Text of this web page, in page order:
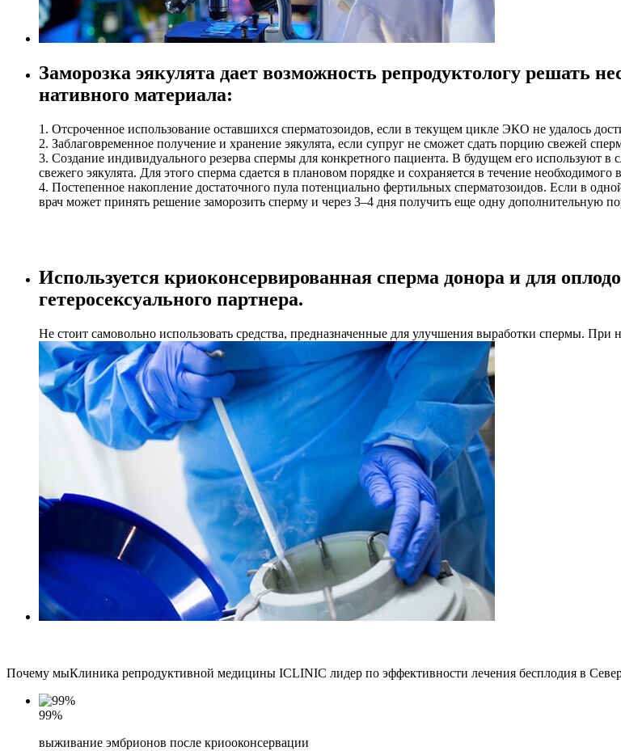
Заморозка эякулята дает возможность репродуктологу решать
нативного материала:
1. Отсроченное использование оставшихся сперматозоидов, если в текущем цикле ЭКО не удалось
2. Заблаговременное получение и хранение эякулята, если супруг не сможет сдать порцию свежей
3. Создание индивидуального резерва спермы для конкретного пациента. В будущем его используют
свежего эякулята. Для этого сперма сдается в плановом порядке и сохраняется в течение необходимого
4. Постепенное накопление достаточного пула потенциально фертильных сперматозоидов. Если в
врач может принять решение заморозить сперму и через 3–4 дня получить еще одну дополнительную
Используется криоконсервированная сперма донора и для
гетеросексуального партнера.
Не стоит самовольно использовать средства, предназначенные для улучшения выработки спермы. При
Почему мыКлиника репродуктивной медицины ICLINIC лидер по эффективности лечения бесплодия в
99%
выживание эмбрионов после криооконсервации